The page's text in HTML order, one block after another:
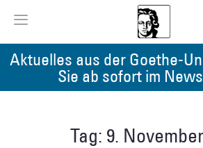
Aktuelles aus der Goethe-
Sie ab sofort im
Tag: 9.